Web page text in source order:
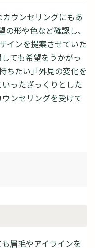
カウンセリングにもあ
の形や色など確認し、
インを提案させていた
ても希望をうかがっ
ちたい」「外見の変化を
いったざっくりとした
ンセリングを受けて
眉毛やアイラインを